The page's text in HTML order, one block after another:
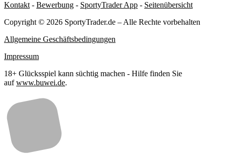
Kontakt - Bewerbung - SportyTrader App - Seitenübersicht
Copyright © 2026 SportyTrader.de – Alle Rechte vorbehalten
Allgemeine Geschäftsbedingungen
Impressum
18+ Glücksspiel kann süchtig machen - Hilfe finden Sie
aufwww.buwei.de.